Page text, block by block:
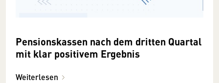
Pensionskassen nach dem dritten Quartal
mit klar positivem Ergebnis
Weiterlesen